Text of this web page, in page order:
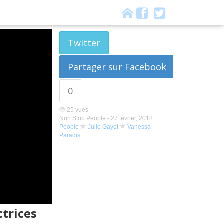
Twitter
Partager sur Facebook
0
25 vues
Non Stop People - 27 février, 2018
People
Julie Gayet
Vanessa
Paradis